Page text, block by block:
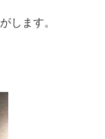
します。